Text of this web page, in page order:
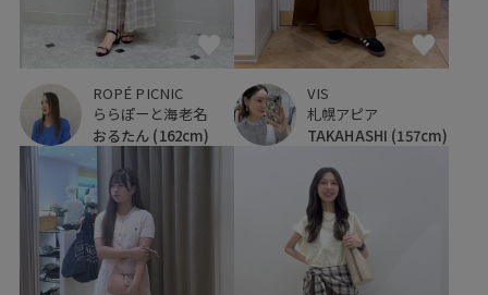
ROPÉ PICNIC
ららぽーと海老名
おるたん (162cm)
VIS
札幌アピア
TAKAHASHI (157cm)